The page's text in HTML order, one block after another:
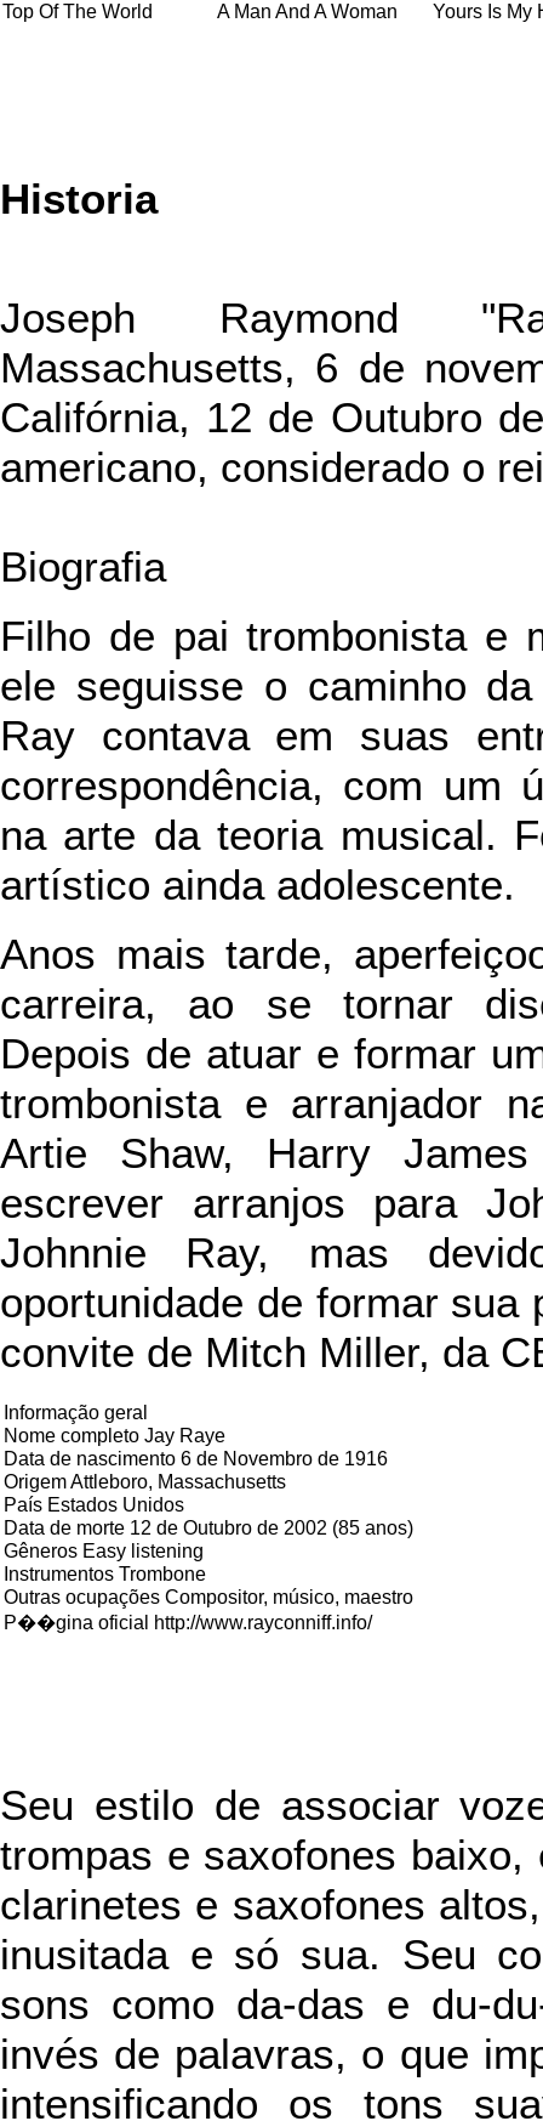
Top Of The World
A Man And A Woman Yours Is My
Historia
Joseph Raymond
Massachusetts, 6 de
Califórnia, 12 de Outubro
americano, considerado o
Biografia
Filho de pai trombonista e
ele seguisse o caminho
Ray contava em suas
correspondência, com um
na arte da teoria musical.
artístico ainda adolescente.
Anos mais tarde,
carreira, ao se tornar
Depois de atuar e formar
trombonista e arranjador
Artie Shaw, Harry
escrever arranjos para
Johnnie Ray, mas
oportunidade de formar sua
convite de Mitch Miller, da
Informação geral
Nome completo Jay Raye
Data de nascimento 6 de Novembro de 1916
Origem Attleboro, Massachusetts
País Estados Unidos
Data de morte 12 de Outubro de 2002 (85 anos)
Gêneros Easy listening
Instrumentos Trombone
Outras ocupações Compositor, músico, maestro
P��gina oficial http://www.rayconniff.info/
Seu estilo de associar
trompas e saxofones
clarinetes e saxofones
inusitada e só sua. Seu
sons como da-das e du-
invés de palavras, o que
intensificando os tons